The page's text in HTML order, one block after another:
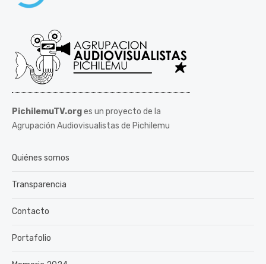
PichilemuTV.orges un proyecto de la
Agrupación Audiovisualistas de Pichilemu
Quiénes somos
Transparencia
Contacto
Portafolio